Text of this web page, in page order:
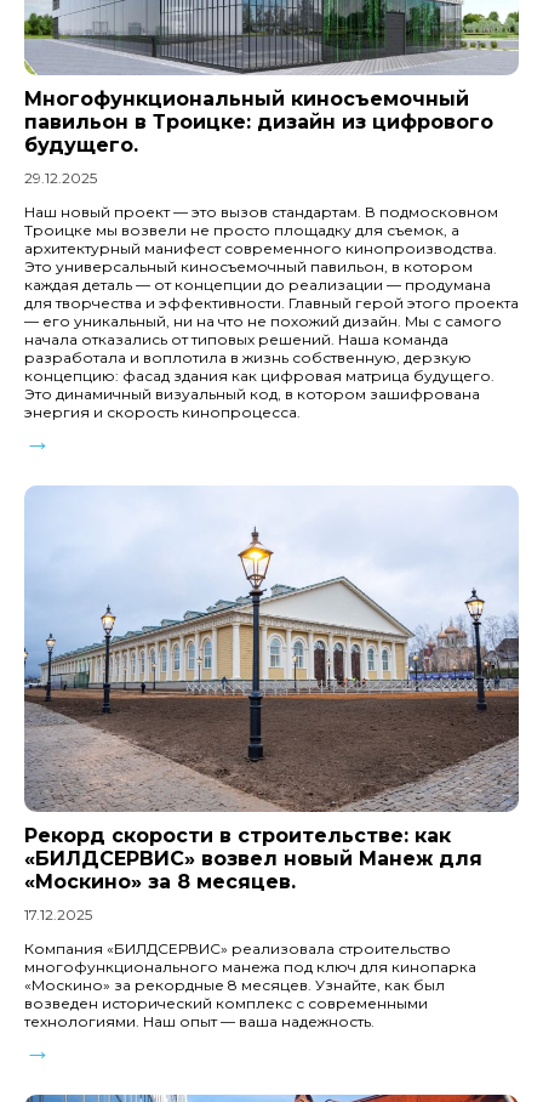
Многофункциональный киносъемочный
павильон в Троицке: дизайн из цифрового
будущего.
29.12.2025
Наш новый проект — это вызов стандартам. В подмосковном
Троицке мы возвели не просто площадку для съемок, а
архитектурный манифест современного кинопроизводства.
Это универсальный киносъемочный павильон, в котором
каждая деталь — от концепции до реализации — продумана
для творчества и эффективности. Главный герой этого проекта
— его уникальный, ни на что не похожий дизайн. Мы с самого
начала отказались от типовых решений. Наша команда
разработала и воплотила в жизнь собственную, дерзкую
концепцию: фасад здания как цифровая матрица будущего.
Это динамичный визуальный код, в котором зашифрована
энергия и скорость кинопроцесса.
→
Рекорд скорости в строительстве: как
«БИЛДСЕРВИС» возвел новый Манеж для
«Москино» за 8 месяцев.
17.12.2025
Компания «БИЛДСЕРВИС» реализовала строительство
многофункционального манежа под ключ для кинопарка
«Москино» за рекордные 8 месяцев. Узнайте, как был
возведен исторический комплекс с современными
технологиями. Наш опыт — ваша надежность.
→